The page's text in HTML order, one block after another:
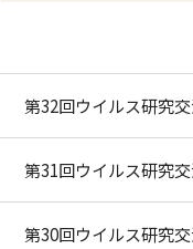
第32回ウイルス研究
第31回ウイルス研究
第30回ウイルス研究